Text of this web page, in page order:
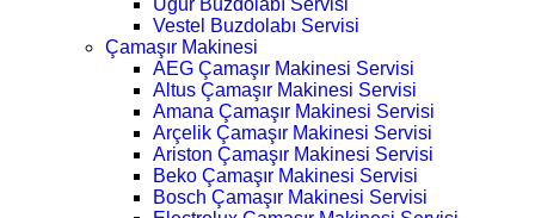
Vestel Buzdolabı Servisi
Çamaşır Makinesi
AEG Çamaşır Makinesi Servisi
Altus Çamaşır Makinesi Servisi
Amana Çamaşır Makinesi Servisi
Arçelik Çamaşır Makinesi Servisi
Ariston Çamaşır Makinesi Servisi
Beko Çamaşır Makinesi Servisi
Bosch Çamaşır Makinesi Servisi